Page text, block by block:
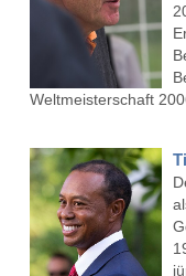
Weltmeisterschaft